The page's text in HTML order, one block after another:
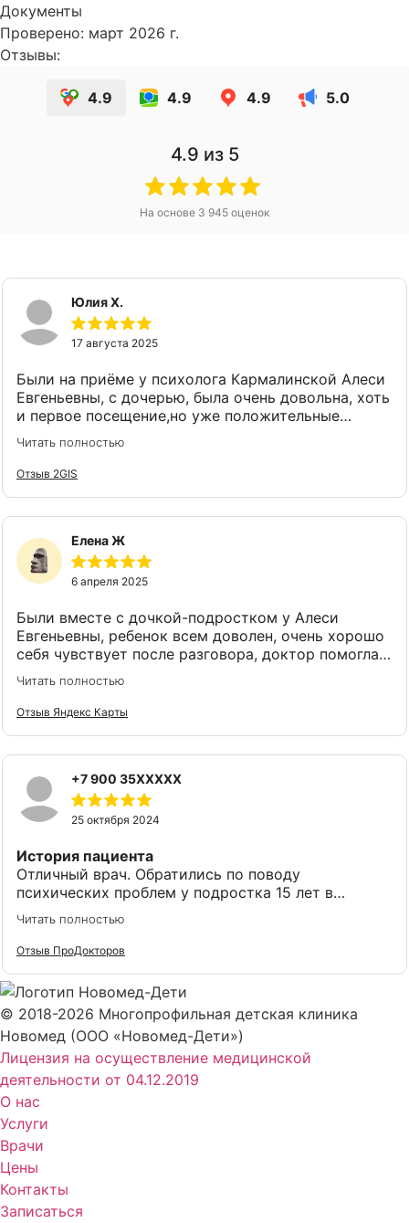
Документы
Проверено: март 2026 г.
Отзывы:
4.9 4.9 4.9 5.0
4.9 из 5
На основе 3 945 оценок
Юлия Х.
17 августа 2025
Были на приёме у психолога Кармалинской Алеси
Евгеньевны, с дочерью, была очень довольна, хоть
и первое посещение,но уже положительные
эмоции.
Читать полностью
Отзыв 2GIS
Елена Ж
6 апреля 2025
Были вместе с дочкой-подростком у Алеси
Евгеньевны, ребенок всем доволен, очень хорошо
себя чувствует после разговора, доктор помогла
справиться с ее проблемой! Спасибо большое,
замечательный прием, все по делу и очень нам
помогло!
Читать полностью
Отзыв Яндекс Карты
+7 900 35XXXXX
25 октября 2024
История пациента
Отличный врач. Обратились по поводу
психических проблем у подростка 15 лет в
октябре этого года. Алеся Евгеньевна сразу
создала вокруг моего ребёнка такую обстановку,
что тот забыл, что это врач... Все было на таком
профессионализме врача. Ребёнок остался
доволен после посещения психолога, и с
удовольствием поедет ещё. Очень благодарны
Алесе Евгеньевне за её профессионализм.
Понравилось
Не понравилось
Без недостатков.
Читать полностью
Отзыв ПроДокторов
© 2018-2026 Многопрофильная детская клиника
Новомед (ООО «Новомед-Дети»)
Лицензия на осуществление медицинской
деятельности от 04.12.2019
О нас
Услуги
Врачи
Цены
Контакты
Записаться